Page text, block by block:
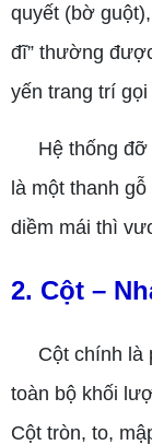
quyết (bờ
đĩ” thường
yến trang trí gọi
Hệ thống đỡ
là một thanh
diềm mái thì
2. Cột –
Cột chính là
toàn bộ khối
Cột tròn, to,